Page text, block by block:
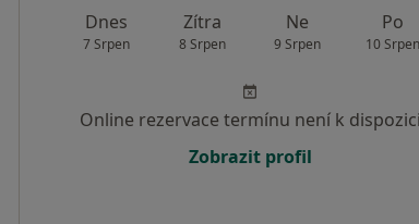
Dnes
7 Srpen
Zítra
8 Srpen
Ne
9 Srpen
Po
10
Online rezervace termínu není k
Zobrazit profil